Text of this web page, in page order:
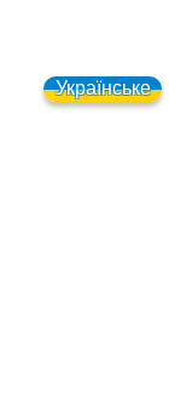
Українське